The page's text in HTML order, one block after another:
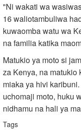
"Ni wakati wa
16 waliotambuliwa
kuwaomba watu wa
na familia katika
Matukio ya moto si
za Kenya, na matukio
miaka ya hivi
uchomaji moto, huku
nidhamu na hali ya
Tags